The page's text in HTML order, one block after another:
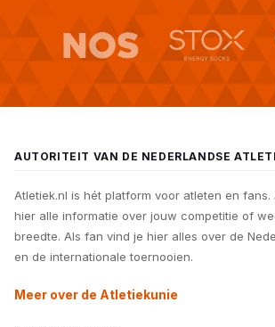
AUTORITEIT VAN DE NEDERLANDSE
Atletiek.nl is hét platform voor atleten en fans.
hier alle informatie over jouw competitie of
breedte. Als fan vind je hier alles over de
en de internationale toernooien.
Meer over de Atletiekunie